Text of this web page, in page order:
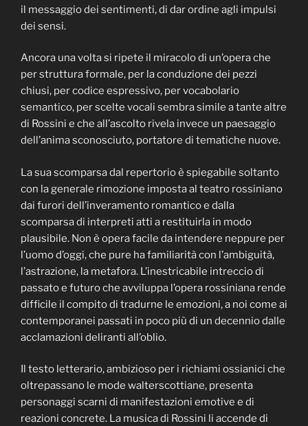
il messaggio dei sentimenti, di dar ordine agli impulsi
dei sensi.
Ancora una volta si ripete il miracolo di un’opera che
per struttura formale, per la conduzione dei pezzi
chiusi, per codice espressivo, per vocabolario
semantico, per scelte vocali sembra simile a tante altre
di Rossini e che all’ascolto rivela invece un paesaggio
dell’anima sconosciuto, portatore di tematiche nuove.
La sua scomparsa dal repertorio è spiegabile soltanto
con la generale rimozione imposta al teatro rossiniano
dai furori dell’inveramento romantico e dalla
scomparsa di interpreti atti a restituirla in modo
plausibile. Non è opera facile da intendere neppure per
l’uomo d’oggi, che pure ha familiarità con l’ambiguità,
l’astrazione, la metafora. L’inestricabile intreccio di
passato e futuro che avviluppa l’opera rossiniana rende
difficile il compito di tradurne le emozioni, a noi come ai
contemporanei passati in poco più di un decennio dalle
acclamazioni deliranti all’oblio.
Il testo letterario, ambizioso per i richiami ossianici che
oltrepassano le mode walterscottiane, presenta
personaggi scarni di manifestazioni emotive e di
reazioni concrete. La musica di Rossini li accende di